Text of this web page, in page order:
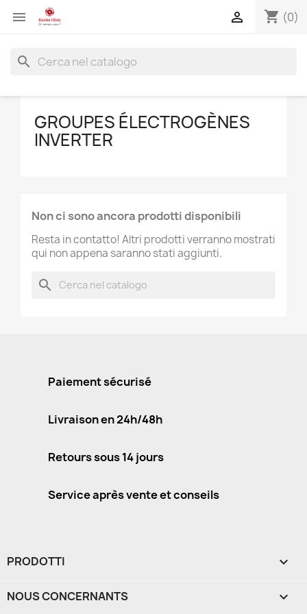
 shopping_cart (0)

search
GROUPES ÉLECTROGÈNES
INVERTER
Non ci sono ancora prodotti disponibili
Resta in contatto! Altri prodotti verranno mostrati
qui non appena saranno stati aggiunti.
search
Paiement sécurisé
Livraison en 24h/48h
Retours sous 14 jours
Service après vente et conseils
PRODOTTI 
NOUS CONCERNANTS 